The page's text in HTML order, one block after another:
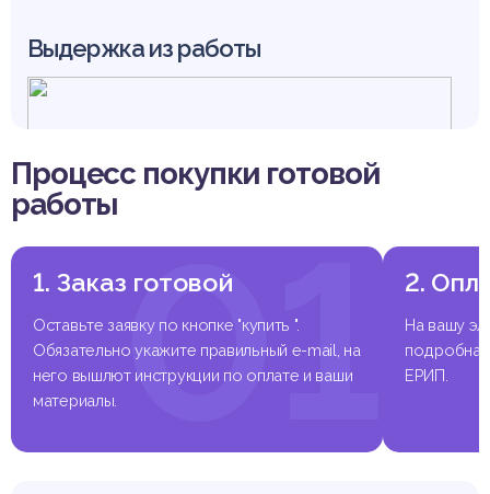
Выдержка из работы
Процесс покупки готовой
работы
01
1. Заказ готовой
Оставьте заявку по кнопке "купить ".
Обязательно укажите правильный e-mail, на
него вышлют инструкции по оплате и ваши
материалы.
2.
На вашу
подробная
ЕРИП.